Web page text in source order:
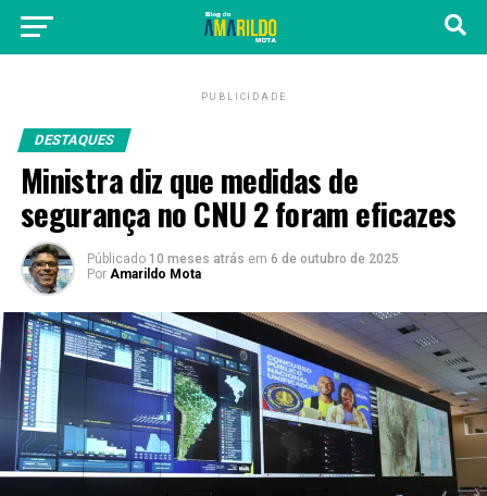
PUBLICIDADE
DESTAQUES
Ministra diz que medidas de
segurança no CNU 2 foram eficazes
Públicado 10 meses atrás em 6 de outubro de 2025
Por Amarildo Mota